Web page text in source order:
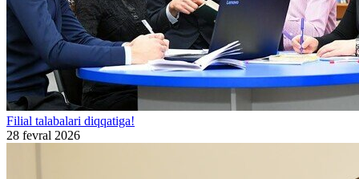
Filial talabalari diqqatiga!
28 fevral 2026